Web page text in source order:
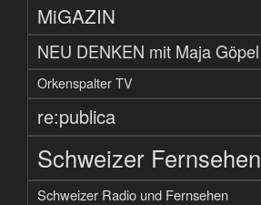
MiGAZIN
NEU DENKEN mit Maja Göpel
Orkenspalter TV
re:publica
Schweizer Fernsehen
Schweizer Radio und Fernsehen